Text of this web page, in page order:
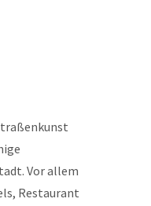
Vor allem
Restaurant